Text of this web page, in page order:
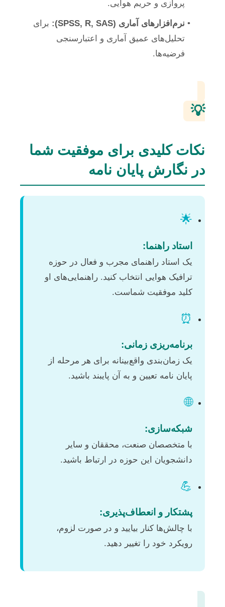
پروازی و حریم هوایی.
نرم‌افزارهای آماری (SPSS, R, SAS):
برای
تحلیل‌های عمیق آماری و اعتبارسنجی
فرضیه‌ها.
💡
نکات کلیدی برای موفقیت شما
در نگارش پایان نامه
🌟
استاد راهنما:
یک استاد راهنمای مجرب و فعال در حوزه
ترافیک هوایی انتخاب کنید. راهنمایی‌های او
کلید موفقیت شماست.
⏰
برنامه‌ریزی زمانی:
یک زمان‌بندی واقع‌بینانه برای هر مرحله از
پایان نامه تعیین و به آن پایبند باشید.
🌐
شبکه‌سازی:
با متخصصان صنعت، محققان و سایر
دانشجویان این حوزه در ارتباط باشید.
💪
پشتکار و انعطاف‌پذیری:
با چالش‌ها کنار بیایید و در صورت لزوم،
رویکرد خود را تغییر دهید.